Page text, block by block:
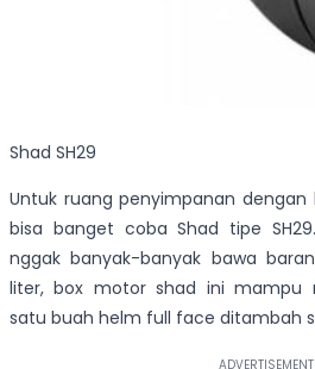
Shad SH29
Untuk ruang penyimpanan dengan
bisa banget coba Shad tipe
nggak banyak-banyak bawa
liter, box motor shad ini mampu
satu buah helm full face ditambah